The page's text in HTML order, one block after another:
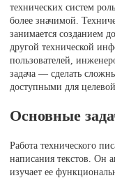
технических систем
более значимой.
занимается созданием
другой технической
пользователей,
задача — сделать
доступными для
Основные
Работа технического
написания текстов. Он
изучает ее